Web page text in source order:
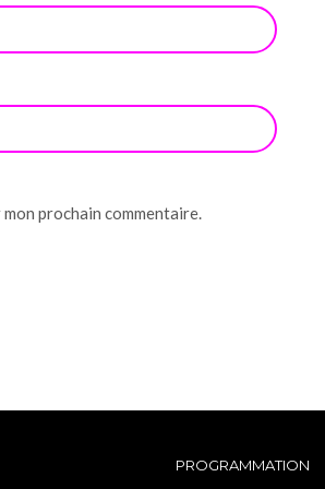
prochain commentaire.
PROGRAMMATION